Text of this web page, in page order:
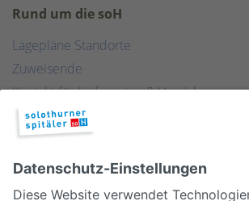
Rund um die soH
Lagepläne Standorte
Zuweisende
Kontakt für Lieferanten & Versicherungen
Zentralwäscherei
HEBSORG
Spital Club